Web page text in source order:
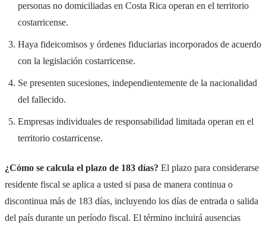
personas no domiciliadas en Costa Rica operan en el territorio
costarricense.
Haya fideicomisos y órdenes fiduciarias incorporados de acuerdo
con la legislación costarricense.
Se presenten sucesiones, independientemente de la nacionalidad
del fallecido.
Empresas individuales de responsabilidad limitada operan en el
territorio costarricense.
¿Cómo se calcula el plazo de 183 días? El plazo para considerarse
residente fiscal se aplica a usted si pasa de manera continua o
discontinua más de 183 días, incluyendo los días de entrada o salida
del país durante un período fiscal. El término incluirá ausencias